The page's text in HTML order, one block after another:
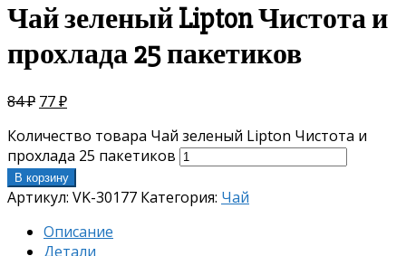
Чай зеленый Lipton Чистота и
прохлада 25 пакетиков
84₽ 77₽
Количество товара Чай зеленый Lipton Чистота и
прохлада 25 пакетиков
В корзину
Артикул: VK-30177 Категория: Чай
Описание
Детали